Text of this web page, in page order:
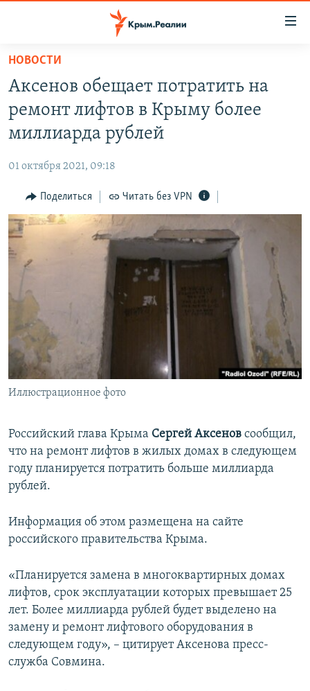
Вернуться
основному
содержанию
Вернутся
главной
навигации
Вернутся
поиску
11 ЛЕТ ОККУПАЦИИ КРЫМА. 11 ИСТОРИЙ СОПРОТИВЛЕНИЯ
ВОДА
ЕЩЕ
ИНТЕРАКТИВ
ИНФОГРАФИКА
ТЕЛЕПРОЕКТ КРЫМ.РЕАЛИИ
СОВЕТЫ ПРАВОЗАЩИТНИКОВ
ПРОПАВШИЕ БЕЗ ВЕСТИ
ПОБЕДИТЕЛЕЙ НЕ СУДЯТ?
КРЫМ.НЕПОКОРЕННЫЙ
ELIFBE
УКРАИНСКАЯ ПРОБЛЕМА КРЫМА
РАДІО СВОБОДА
КАК ОБОЙТИ БЛОКИРОВКУ
Українською
ПРИСОЕДИНЯЙТЕСЬ!
НОВОСТИ
Аксенов обещает потратить на
ремонт лифтов в Крыму более
миллиарда рублей
01 октября 2021, 09:18
Поделиться Читать без VPN
Иллюстрационное фото
Российский глава Крыма Сергей Аксенов сообщил,
что на ремонт лифтов в жилых домах в следующем
году планируется потратить больше миллиарда
рублей.
Информация об этом размещена на сайте
российского правительства Крыма.
«Планируется замена в многоквартирных домах
лифтов, срок эксплуатации которых превышает 25
лет. Более миллиарда рублей будет выделено на
замену и ремонт лифтового оборудования в
следующем году», – цитирует Аксенова пресс-
служба Совмина.